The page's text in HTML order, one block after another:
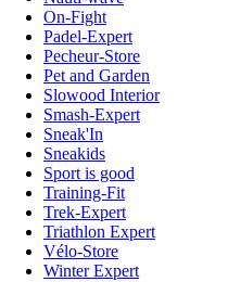
On-Fight
Padel-Expert
Pecheur-Store
Pet and Garden
Slowood Interior
Smash-Expert
Sneak'In
Sneakids
Sport is good
Training-Fit
Trek-Expert
Triathlon Expert
Vélo-Store
Winter Expert